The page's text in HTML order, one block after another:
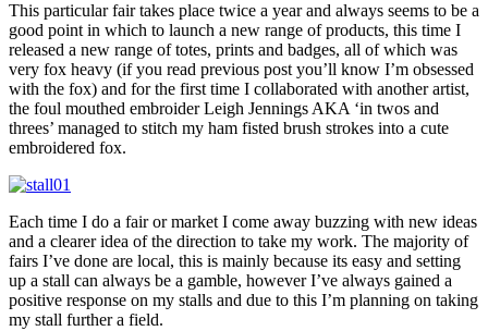
This particular fair takes place twice a year and always seems to be a
good point in which to launch a new range of products, this time I
released a new range of totes, prints and badges, all of which was
very fox heavy (if you read previous post you’ll know I’m obsessed
with the fox) and for the first time I collaborated with another artist,
the foul mouthed embroider Leigh Jennings AKA ‘in twos and
threes’ managed to stitch my ham fisted brush strokes into a cute
embroidered fox.
Each time I do a fair or market I come away buzzing with new ideas
and a clearer idea of the direction to take my work. The majority of
fairs I’ve done are local, this is mainly because its easy and setting
up a stall can always be a gamble, however I’ve always gained a
positive response on my stalls and due to this I’m planning on taking
my stall further a field.